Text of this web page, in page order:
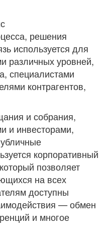
решения
используется для
различных уровней,
специалистами
контрагентов,
и собрания,
и инвесторами,
корпоративный
позволяет
на всех
доступны
— обмен
и многое